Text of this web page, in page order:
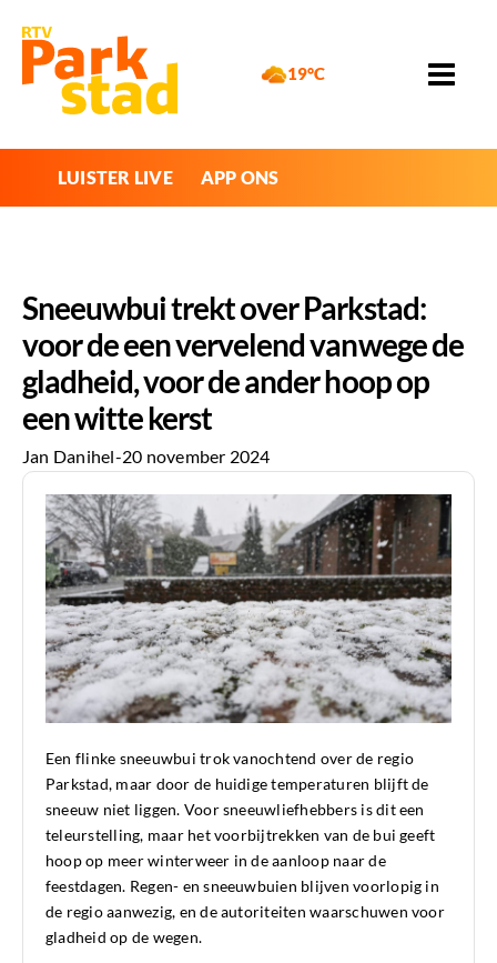
19°C
LUISTER LIVE APP ONS
Sneeuwbui trekt over Parkstad:
voor de een vervelend vanwege de
gladheid, voor de ander hoop op
een witte kerst
Jan Danihel-20 november 2024
Een flinke sneeuwbui trok vanochtend over de regio
Parkstad, maar door de huidige temperaturen blijft de
sneeuw niet liggen. Voor sneeuwliefhebbers is dit een
teleurstelling, maar het voorbijtrekken van de bui geeft
hoop op meer winterweer in de aanloop naar de
feestdagen. Regen- en sneeuwbuien blijven voorlopig in
de regio aanwezig, en de autoriteiten waarschuwen voor
gladheid op de wegen.